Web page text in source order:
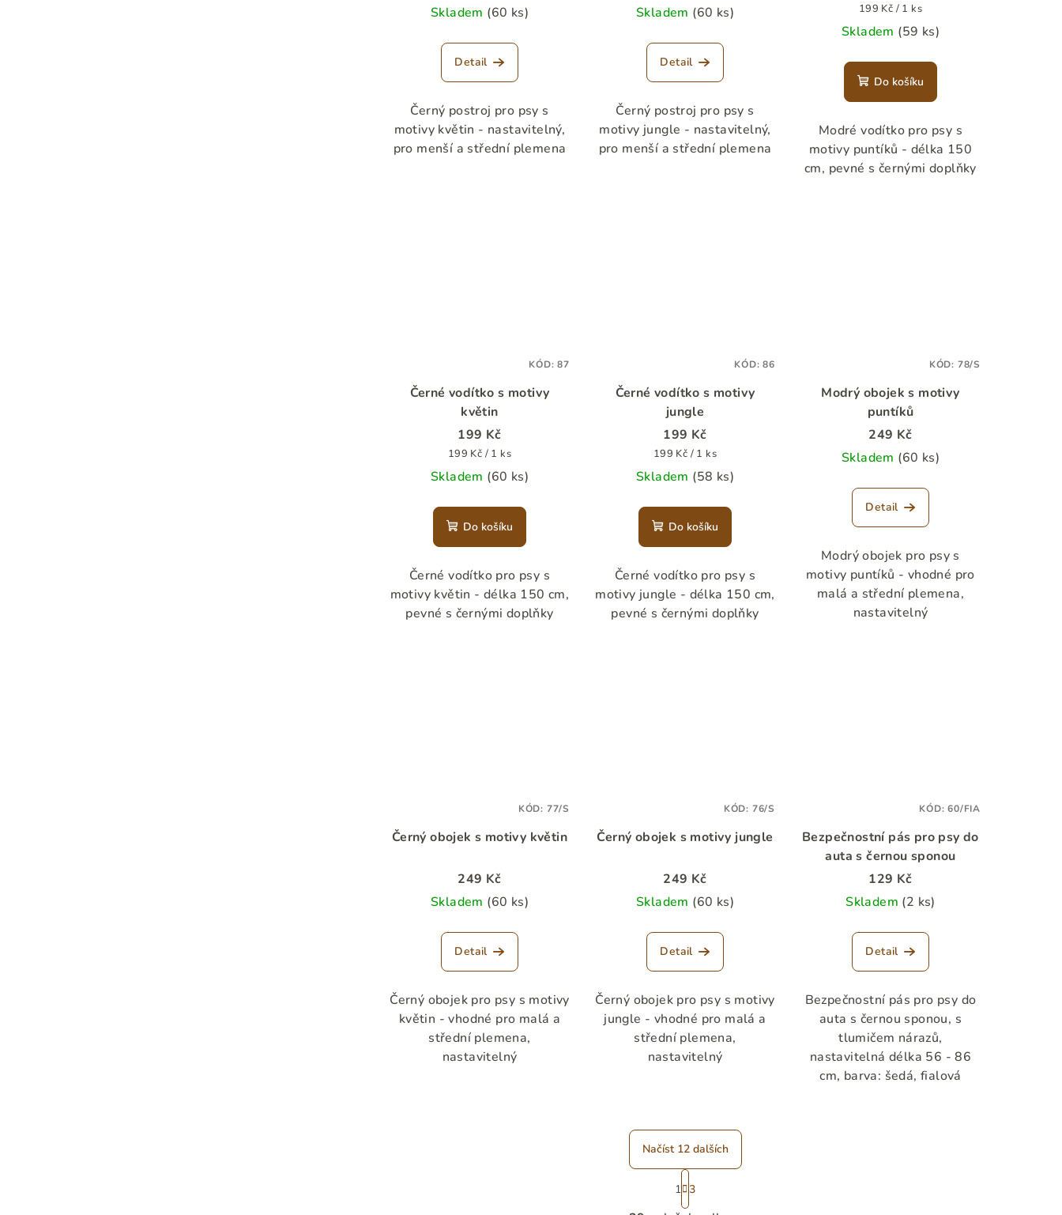
Skladem (60 ks)
Detail
Černý postroj pro psy s
motivy květin - nastavitelný,
pro menší a střední plemena
Skladem (60 ks)
Detail
Černý postroj pro psy s
motivy jungle - nastavitelný,
pro menší a střední plemena
Měrná
cena:
199 Kč / 1 ks
Skladem (59 ks)
Do košíku
Modré vodítko pro psy s
motivy puntíků - délka 150
cm, pevné s černými doplňky
Černé vodítko s motivy
květin
199 Kč
Měrná
cena:
199 Kč / 1 ks
Skladem (60 ks)
Do košíku
Černé vodítko pro psy s
motivy květin - délka 150 cm,
pevné s černými doplňky
KÓD:87
Černé vodítko s motivy
jungle
199 Kč
Měrná
cena:
199 Kč / 1 ks
Skladem (58 ks)
Do košíku
Černé vodítko pro psy s
motivy jungle - délka 150 cm,
pevné s černými doplňky
KÓD:86
Modrý obojek s motivy
puntíků
249 Kč
Skladem (60 ks)
Detail
Modrý obojek pro psy s
motivy puntíků - vhodné pro
malá a střední plemena,
nastavitelný
KÓD: 78/S
Černý obojek s motivy květin
249 Kč
Skladem (60 ks)
Detail
Černý obojek pro psy s motivy
květin - vhodné pro malá a
střední plemena,
nastavitelný
KÓD: 77/S
Černý obojek s motivy jungle
249 Kč
Skladem (60 ks)
Detail
Černý obojek pro psy s motivy
jungle - vhodné pro malá a
střední plemena,
nastavitelný
KÓD: 76/S
Bezpečnostní pás pro psy do
auta s černou sponou
129 Kč
Skladem (2 ks)
Detail
Bezpečnostní pás pro psy do
auta s černou sponou, s
tlumičem nárazů,
nastavitelná délka 56 - 86
cm, barva: šedá, fialová
KÓD:60/FIA
O
Načíst 12 dalších
S
t
1 3